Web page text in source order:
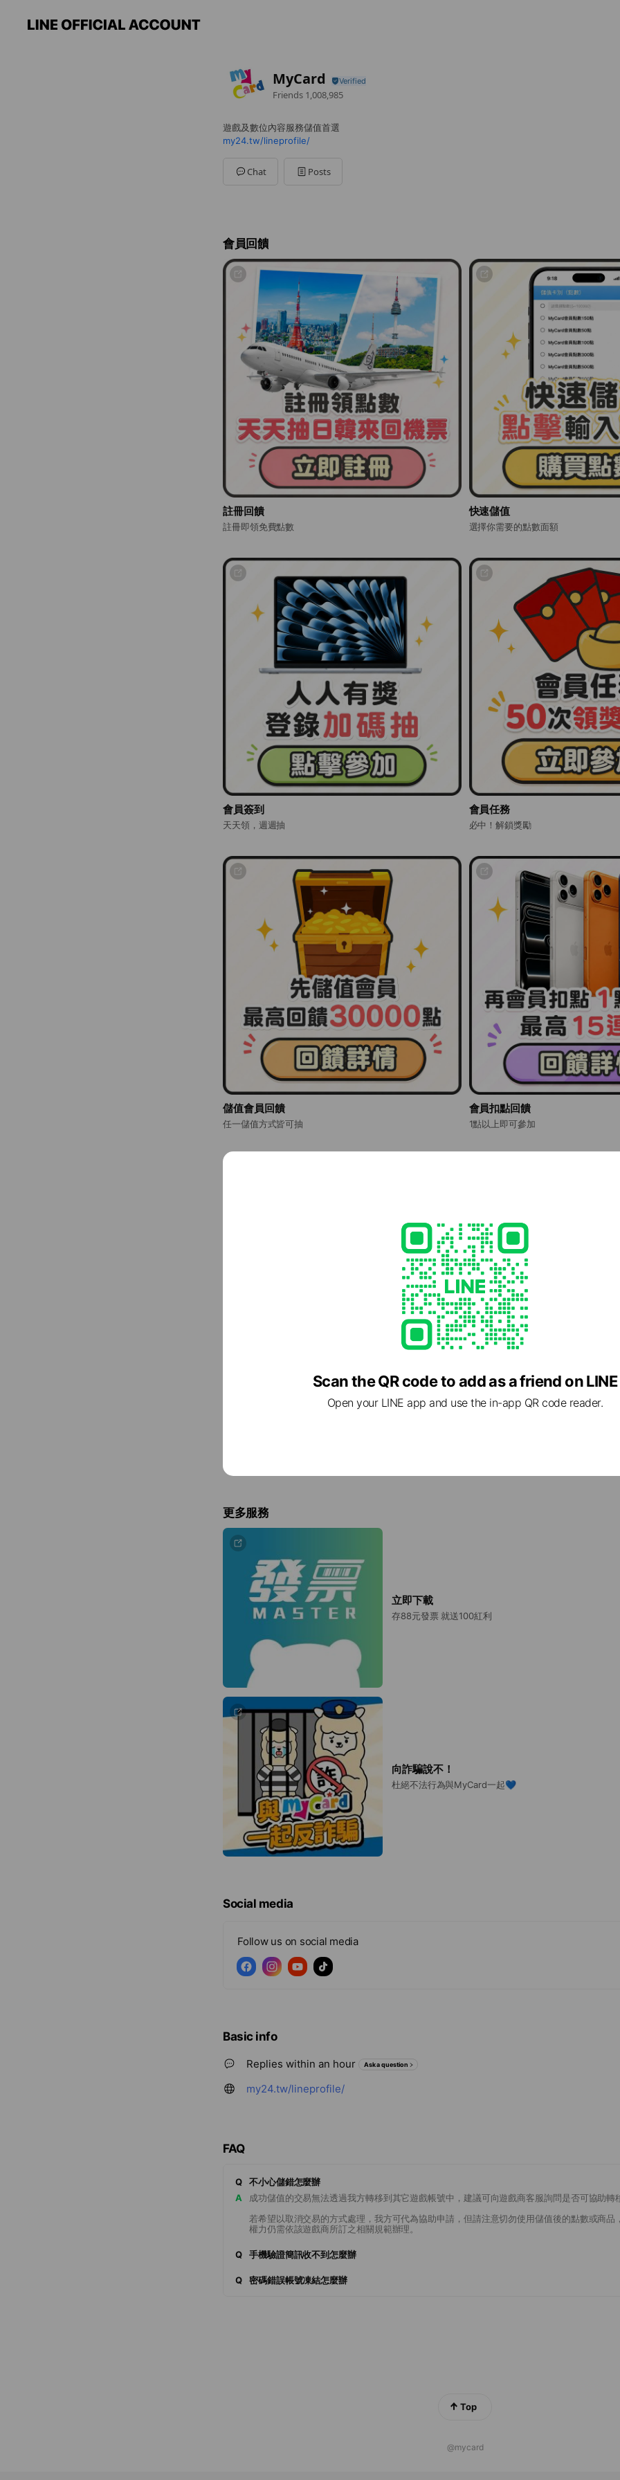
MyCard
Friends 1,008,985
遊戲及數位內容服務儲值首選
my24.tw/lineprofile/
Chat Posts
會員回饋
註冊回饋
註冊即領免費點數
快速儲值
選擇你需要的點數面額
會員簽到
天天領，週週抽
會員任務
必中！解鎖獎勵
儲值會員回饋
任一儲值方式皆可抽
會員扣點回饋
1點以上即可參加
更多服務
立即下載
存88元發票 就送100紅利
向詐騙說不！
杜絕不法行為與MyCard一起💙
Social media
Follow us on social media
Basic info
Replies within an hour Ask a question
my24.tw/lineprofile/
FAQ
Q
不小心儲錯怎麼辦
A
成功儲值的交易無法透過我方轉移到其它遊戲帳號中，建議可向遊戲商客服詢問是否可協助轉
若希望以取消交易的方式處理，我方可代為協助申請，但請注意切勿使用儲值後的點數或商品
權力仍需依該遊戲商所訂之相關規範辦理。
Q 手機驗證簡訊收不到怎麼辦
Q 密碼錯誤帳號凍結怎麼辦
Top
@mycard
Scan the QR code to add as a friend on LINE
Open your LINE app and use the in-app QR code reader.